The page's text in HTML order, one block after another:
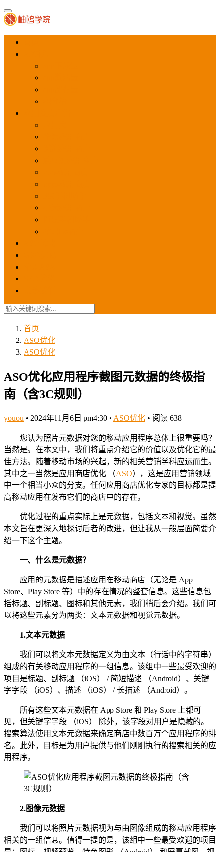
首页
ASO优化
ASO优化
ASO优化应用程序截图元数据的终极指
南（含3C规则）
youou • 2024年11月6日 pm4:30 • ASO优化 • 阅读 638
您认为照片元数据对您的移动应用程序总体上很重要吗？
当然是。在本文中，我们将重点介绍它的价值以及优化它的最
佳方法。随着移动市场的兴起，新的相关营销学科应运而生。
其中之一当然是应用商店优化 （ASO），这是应用营销领域
中一个相当小众的分支。任何应用商店优化专家的目标都是提
高移动应用在发布它们的商店中的存在。
优化过程的重点实际上是元数据，包括文本和视觉。虽然
本文旨在更深入地探讨后者的改进，但让我从一般层面简要介
绍一下这个主题。
一、什么是元数据？
应用的元数据是描述应用在移动商店（无论是 App
Store、Play Store 等）中的存在情况的整套信息。这些信息包
括标题、副标题、图标和其他元素，我们稍后会介绍。我们可
以将这些元素分为两类：文本元数据和视觉元数据。
1.文本元数据
我们可以将文本元数据定义为由文本（行话中的字符串）
组成的有关移动应用程序的一组信息。该组中一些最受欢迎的
项目是标题、副标题 （iOS） / 简短描述 （Android）、关键
字字段 （iOS）、描述 （iOS） / 长描述 （Android）。
所有这些文本元数据在 App Store 和 Play Store 上都可
见，但关键字字段 （iOS） 除外，该字段对用户是隐藏的。
搜索算法使用文本元数据来确定商店中数百万个应用程序的排
名。此外，目标是为用户提供与他们刚刚执行的搜索相关的应
用程序。
2.图像元数据
我们可以将照片元数据视为与由图像组成的移动应用程序
相关的一组信息。值得一提的是，该组中一些最受欢迎的项目